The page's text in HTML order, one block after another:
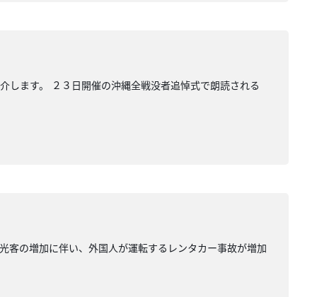
します。 ２３日開催の沖縄全戦没者追悼式で朗読される
客の増加に伴い、外国人が運転するレンタカー事故が増加